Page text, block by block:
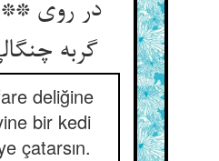
در روی **
گربه
deliğine
bir kedi
çatarsın.